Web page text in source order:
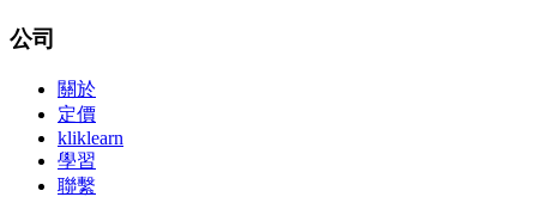
公司
關於
定價
kliklearn
學習
聯繫